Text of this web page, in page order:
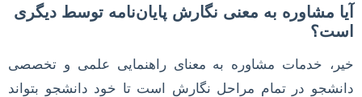
آیا مشاوره به معنی نگارش پایان‌نامه توسط دیگری
است؟
خیر، خدمات مشاوره به معنای راهنمایی علمی و تخصصی
دانشجو در تمام مراحل نگارش است تا خود دانشجو بتواند